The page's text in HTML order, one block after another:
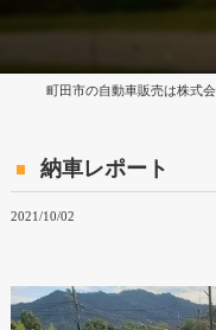
納車レポート
2021/10/02